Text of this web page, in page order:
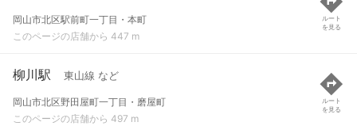
岡山市北区駅前町一丁目・本町
このページの店舗から 447 m
ルート
を見る
柳川駅 東山線 など
岡山市北区野田屋町一丁目・磨屋町
このページの店舗から 497 m
ルート
を見る